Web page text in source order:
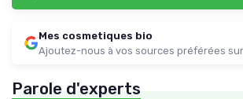
Mes cosmetiques bio
Ajoutez-nous à vos sources préférées
Parole d'experts